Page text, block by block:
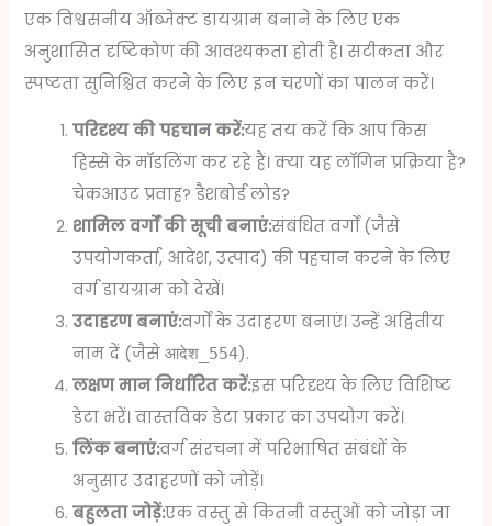
एक विश्वसनीय ऑब्जेक्ट डायग्राम बनाने के लिए एक
अनुशासित दृष्टिकोण की आवश्यकता होती है। सटीकता और
स्पष्टता सुनिश्चित करने के लिए इन चरणों का पालन करें।
परिदृश्य की पहचान करें:यह तय करें कि आप किस
हिस्से के मॉडलिंग कर रहे हैं। क्या यह लॉगिन प्रक्रिया है?
चेकआउट प्रवाह? डैशबोर्ड लोड?
शामिल वर्गों की सूची बनाएं:संबंधित वर्गों (जैसे
उपयोगकर्ता, आदेश, उत्पाद) की पहचान करने के लिए
वर्ग डायग्राम को देखें।
उदाहरण बनाएं:वर्गों के उदाहरण बनाएं। उन्हें अद्वितीय
नाम दें (जैसेआदेश_554).
लक्षण मान निर्धारित करें:इस परिदृश्य के लिए विशिष्ट
डेटा भरें। वास्तविक डेटा प्रकार का उपयोग करें।
लिंक बनाएं:वर्ग संरचना में परिभाषित संबंधों के
अनुसार उदाहरणों को जोड़ें।
बहुलता जोड़ें:एक वस्तु से कितनी वस्तुओं को जोड़ा जा